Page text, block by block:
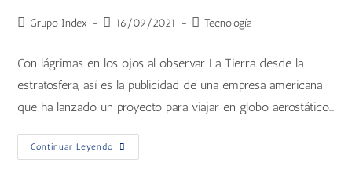
Grupo Index 16/09/2021 Tecnología
Con lágrimas en los ojos al observar La Tierra desde la
estratosfera, así es la publicidad de una empresa americana
que ha lanzado un proyecto para viajar en globo aerostático…
Continuar Leyendo